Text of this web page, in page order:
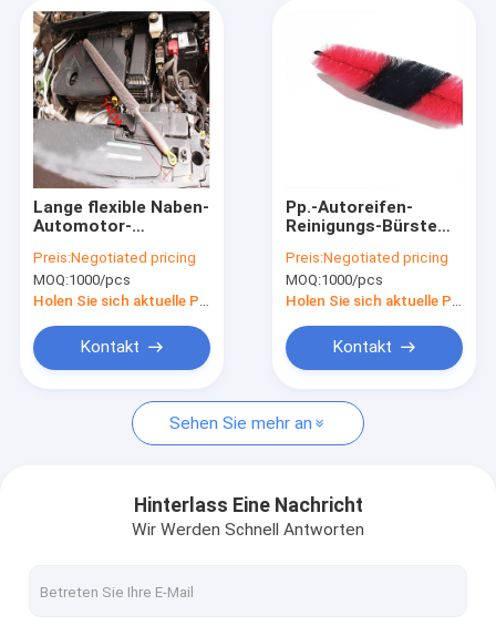
Produkte
VR Show
Über uns
Fabrik-Ausflug
Treten Sie mit uns in Verbindung
Nachrichten
Auto-Reinigungs-Bürsten
Reinigungsrollen-Bürste
Lange flexible Naben-
Automotor-
Multifunktions
Preis:Negotiated pricing
MOQ:1000/pcs
Holen Sie sich aktuelle Preis
Kontakt
Pp.-Autoreifen-
Reinigungs-Bürste
Staub-Reinigung
Preis:Negotiated pricing
MOQ:1000/pcs
Holen Sie sich aktuelle Preis
Kontakt
Sehen Sie mehr an
Hinterlass Eine Nachricht
Wir Werden Schnell Antworten